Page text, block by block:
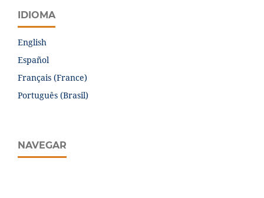
IDIOMA
English
Español
Français (France)
Português (Brasil)
NAVEGAR